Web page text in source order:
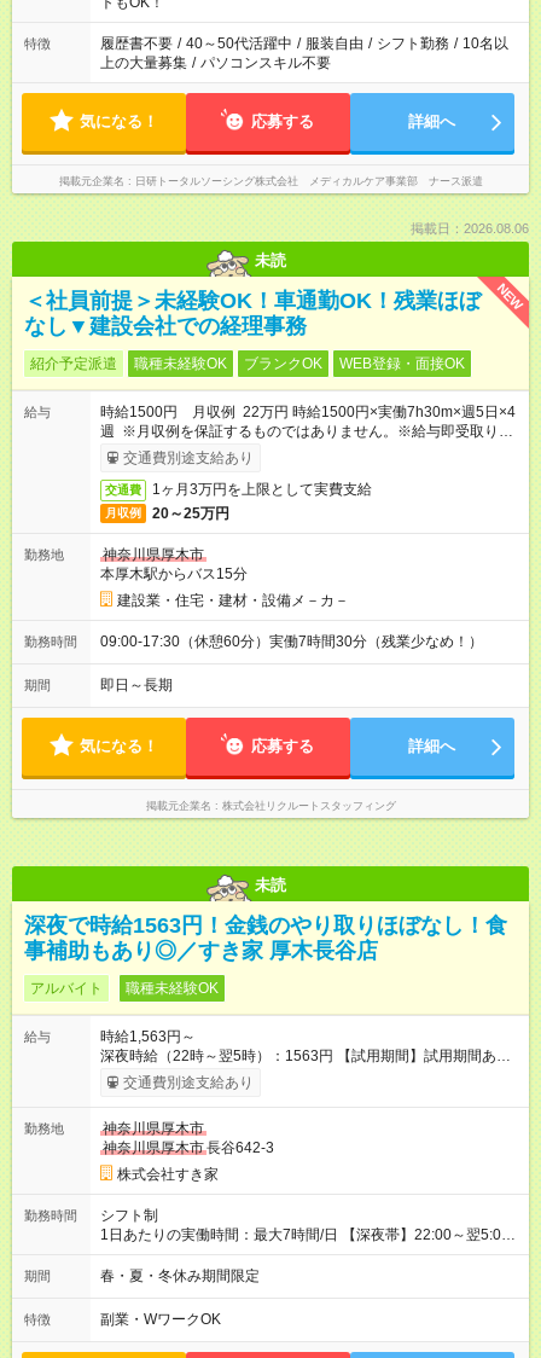
特徴 履歴書不要 / 40～50代活躍中 / 服装自由 / シフト勤務 / 10名以
上の大量募集 / パソコンスキル不要
気になる！ 応募する 詳細へ
掲載元企業名 日研トータルソーシング株式会社 メディカルケア事業部 ナース派遣
掲載日：2026.08.06
未読
NEW
＜社員前提＞未経験OK！車通勤OK！残業ほぼ
なし▼建設会社での経理事務
紹介予定派遣 職種未経験OK ブランクOK WEB登録・面接OK
給与
時給1500円 月収例 22万円 時給1500円×実働7h30m×週5日×4
週 ※月収例を保証するものではありません。※給与即受取りサ
ービス利用可（利用条件有）
交通費別途支給あり
交通費 1ヶ月3万円を上限として実費支給
月収例 20～25万円
勤務地
神奈川県厚木市
本厚木駅からバス15分
建設業・住宅・建材・設備メ－カ－
勤務時間 09:00-17:30（休憩60分）実働7時間30分（残業少なめ！）
期間 即日～長期
気になる！ 応募する 詳細へ
掲載元企業名 株式会社リクルートスタッフィング
未読
深夜で時給1563円！金銭のやり取りほぼなし！食
事補助もあり◎／すき家 厚木長谷店
アルバイト 職種未経験OK
給与
時給1,563円～
深夜時給（22時～翌5時）：1563円 【試用期間】試用期間あり
試用期間の長さ：1ヶ月 雇用形態、給与は本採用時と同じです。
試用期間の実態は30日（※条件変更なし）ですが、切り上げで
同時給）
交通費別途支給あり
勤務地
神奈川県厚木市
神奈川県厚木市長谷642-3
株式会社すき家
勤務時間
シフト制
1日あたりの実働時間：最大7時間/日 【深夜帯】22:00～翌5:00
週2日～・1日2h～OK◎ ※22:00から翌5:00までは18歳以上の方
のみ勤務可能です（18歳未満の深夜業務禁止のため） ★深夜で
す。 必ず、2名以上での勤務を行いますので、安心して働けま
す。
期間 春・夏・冬休み期間限定
特徴 副業・WワークOK